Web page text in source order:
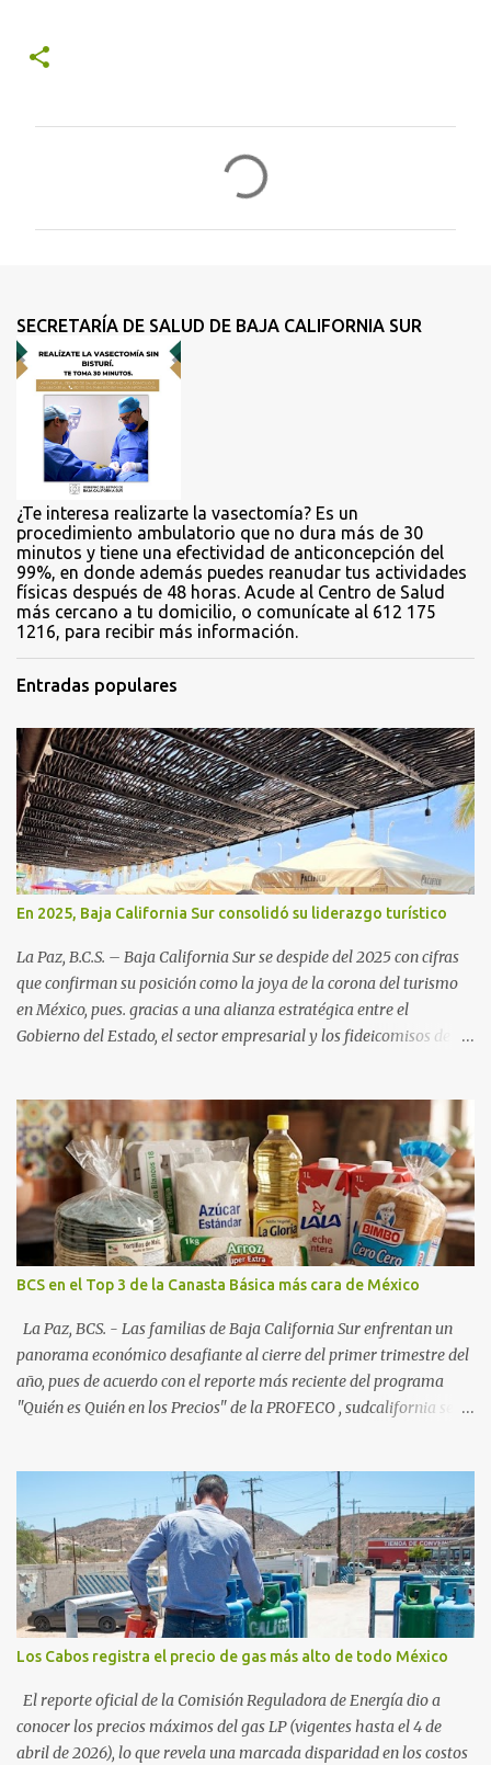
t
a
r
o
SECRETARÍA DE SALUD DE BAJA CALIFORNIA SUR
¿Te interesa realizarte la vasectomía? Es un
procedimiento ambulatorio que no dura más de 30
minutos y tiene una efectividad de anticoncepción del
99%, en donde además puedes reanudar tus actividades
físicas después de 48 horas. Acude al Centro de Salud
más cercano a tu domicilio, o comunícate al 612 175
1216, para recibir más información.
Entradas populares
En 2025, Baja California Sur consolidó su liderazgo turístico
La Paz, B.C.S. – Baja California Sur se despide del 2025 con cifras
que confirman su posición como la joya de la corona del turismo
en México, pues. gracias a una alianza estratégica entre el
Gobierno del Estado, el sector empresarial y los fideicomisos de
una derrama económica sin precedentes. Las proyecciones para
este periodo vacacional son optimistas, con un promedio estatal
que supera el 70% . Sin embargo, la sorpresa del año la ha dado el
norte del estado. Comondú encabeza las expectativas con un
impresionante 89% de ocupación, impulsado por el interés
creciente en el turismo de naturaleza. Le siguen destinos
consolidados y emergentes: Los Cabos: 72% promedio (esperando
picos del 79% en Año Nuevo). La Paz: 66%. Loreto: 58%. Mulegé:
54%. "Estamos viendo un fenómeno de diversificación. Ya no solo
vienen por el lujo de Los Cabos, sino por la aut...
BCS en el Top 3 de la Canasta Básica más cara de México
La Paz, BCS. - Las familias de Baja California Sur enfrentan un
panorama económico desafiante al cierre del primer trimestre del
año, pues de acuerdo con el reporte más reciente del programa
"Quién es Quién en los Precios" de la PROFECO , sudcalifornia se
datos correspondientes al cierre de marzo y la primera semana de
abril revelan que adquirir el paquete de los 24 productos
esenciales alcanzó un precio de 942.50 pesos en la ciudad de La Paz
. Este monto fue detectado específicamente en el establecimiento
Bodega Aurrera ubicado en el fraccionamiento Camino Real,
superando la barrera de los 910 pesos establecida como meta por
el gobierno federal en el Paquete Contra la Inflación y la Carestía
(PACIC). Dentro del análisis por zonas geográficas, la entidad se
ubica en la región Centro-Norte , que comparte con estados como
Aguascaliente...
Los Cabos registra el precio de gas más alto de todo México
El reporte oficial de la Comisión Reguladora de Energía dio a
conocer los precios máximos del gas LP (vigentes hasta el 4 de
abril de 2026), lo que revela una marcada disparidad en los costos